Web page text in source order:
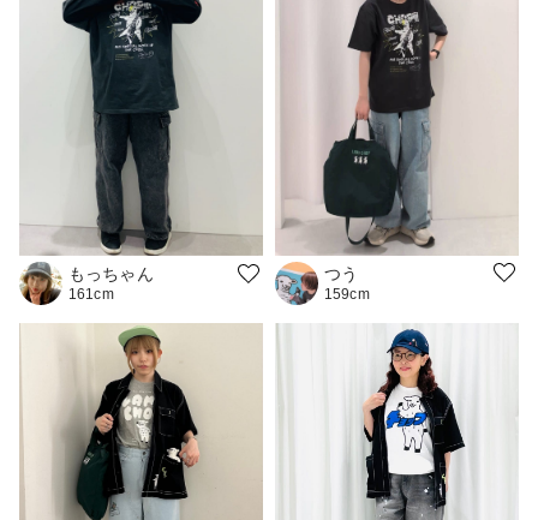
もっちゃん
161cm
つう
159cm